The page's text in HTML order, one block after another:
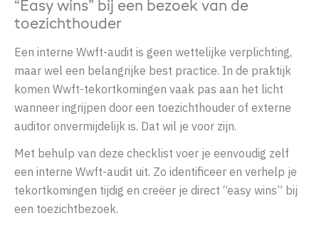
“Easy wins” bij een bezoek van de
toezichthouder
Een interne Wwft-audit is geen wettelijke verplichting,
maar wel een belangrijke best practice. In de praktijk
komen Wwft-tekortkomingen vaak pas aan het licht
wanneer ingrijpen door een toezichthouder of externe
auditor onvermijdelijk is. Dat wil je voor zijn.
Met behulp van deze checklist voer je eenvoudig zelf
een interne Wwft-audit uit. Zo identificeer en verhelp je
tekortkomingen tijdig en creëer je direct “easy wins” bij
een toezichtbezoek.